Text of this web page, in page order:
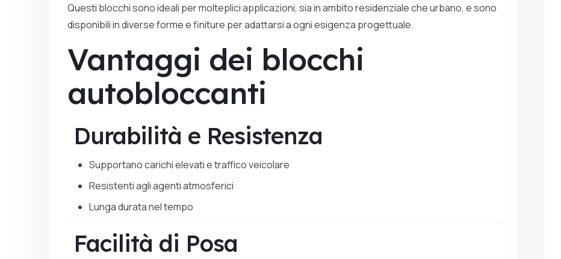
Questi blocchi sono ideali per molteplici applicazioni, sia in ambito residenziale che urbano, e sono
disponibili in diverse forme e finiture per adattarsi a ogni esigenza progettuale.
Vantaggi dei blocchi
autobloccanti
Durabilità e Resistenza
Supportano carichi elevati e traffico veicolare
Resistenti agli agenti atmosferici
Lunga durata nel tempo
Facilità di Posa